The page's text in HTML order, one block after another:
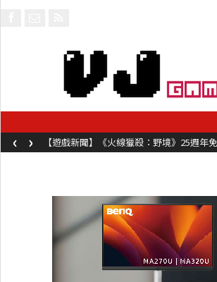
【遊戲新聞】《火線獵殺：野境》25週年
容同時系舊作限時超平價折扣
‹ ›